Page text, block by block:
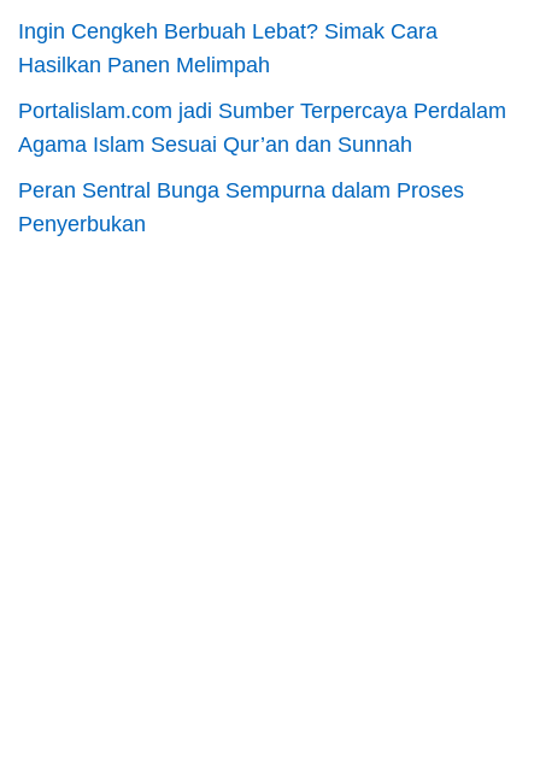
Ingin Cengkeh Berbuah Lebat? Simak Cara
Hasilkan Panen Melimpah
Portalislam.com jadi Sumber Terpercaya Perdalam
Agama Islam Sesuai Qur’an dan Sunnah
Peran Sentral Bunga Sempurna dalam Proses
Penyerbukan